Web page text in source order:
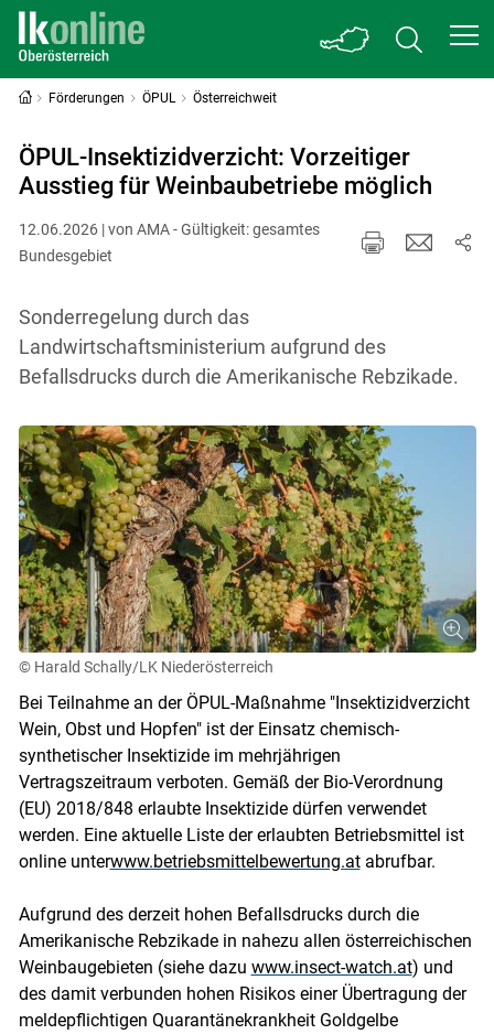
Förderungen ÖPUL Österreichweit
ÖPUL-Insektizidverzicht: Vorzeitiger
Ausstieg für Weinbaubetriebe möglich
12.06.2026 | von AMA - Gültigkeit: gesamtes
Bundesgebiet
Sonderregelung durch das
Landwirtschaftsministerium aufgrund des
Befallsdrucks durch die Amerikanische Rebzikade.
© Harald Schally/LK Niederösterreich
Bei Teilnahme an der ÖPUL-Maßnahme "Insektizidverzicht
Wein, Obst und Hopfen" ist der Einsatz chemisch-
synthetischer Insektizide im mehrjährigen
Vertragszeitraum verboten. Gemäß der Bio-Verordnung
(EU) 2018/848 erlaubte Insektizide dürfen verwendet
werden. Eine aktuelle Liste der erlaubten Betriebsmittel ist
online unterwww.betriebsmittelbewertung.atabrufbar.
Aufgrund des derzeit hohen Befallsdrucks durch die
Amerikanische Rebzikade in nahezu allen österreichischen
Weinbaugebieten (siehe dazu www.insect-watch.at) und
des damit verbunden hohen Risikos einer Übertragung der
meldepflichtigen Quarantänekrankheit Goldgelbe